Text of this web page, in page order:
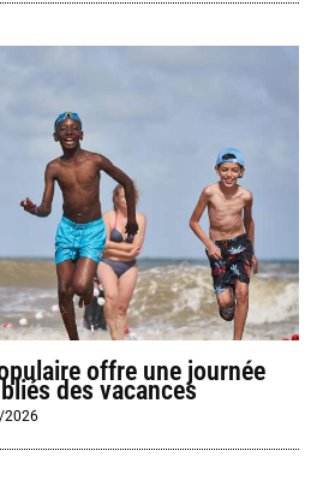
offre une journée
des vacances
2026